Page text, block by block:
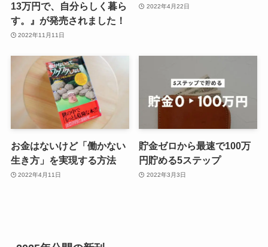
13万円で、自分らしく暮ら
す。』が発売されました！
2022年11月11日
2022年4月22日
お金はないけど「働かない
生き方」を実現する方法
2022年4月11日
貯金ゼロから最速で100万
円貯める5ステップ
2022年3月3日